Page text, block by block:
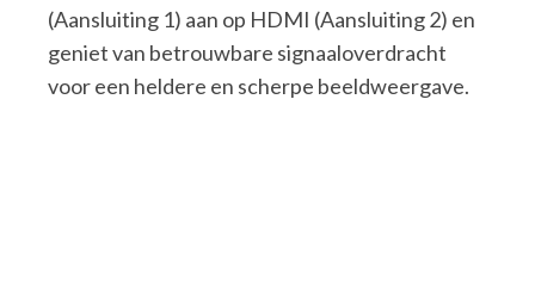
(Aansluiting 1) aan op HDMI (Aansluiting 2) en
geniet van betrouwbare signaaloverdracht
voor een heldere en scherpe beeldweergave.